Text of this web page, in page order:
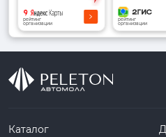
рейтинг
организации
рейтинг
организации
Каталог